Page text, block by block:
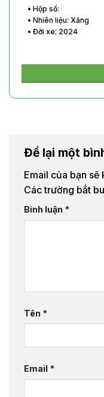
• Hộp số:
• Nhiên liệu: Xăng
• Đời xe: 2024
Để lại một
Email của bạn
Các trường bắt
Bình luận *
Tên *
Email *